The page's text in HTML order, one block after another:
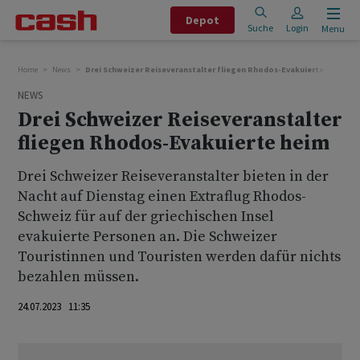
Depot
Suche Login Menu
Home News Drei Schweizer Reiseveranstalter fliegen Rhodos-Evakuierte heim
NEWS
Drei Schweizer Reiseveranstalter
fliegen Rhodos-Evakuierte heim
Drei Schweizer Reiseveranstalter bieten in der
Nacht auf Dienstag einen Extraflug Rhodos-
Schweiz für auf der griechischen Insel
evakuierte Personen an. Die Schweizer
Touristinnen und Touristen werden dafür nichts
bezahlen müssen.
24.07.2023 11:35